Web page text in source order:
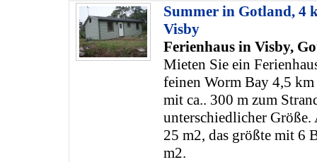
Summer in Gotland, 4
Visby
Ferienhaus in Visby,
Mieten Sie ein
feinen Worm Bay 4,5
mit ca.. 300 m zum
unterschiedlicher Größe.
25 m2, das größte mit 6
m2.